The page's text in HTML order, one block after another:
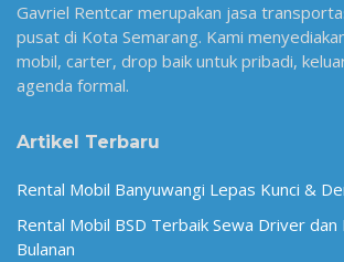
Gavriel Rentcar merupakan jasa
pusat di Kota Semarang. Kami
mobil, carter, drop baik untuk pribadi,
agenda formal.
Artikel Terbaru
Rental Mobil Banyuwangi Lepas Kunci &
Rental Mobil BSD Terbaik Sewa Driver dan
Bulanan